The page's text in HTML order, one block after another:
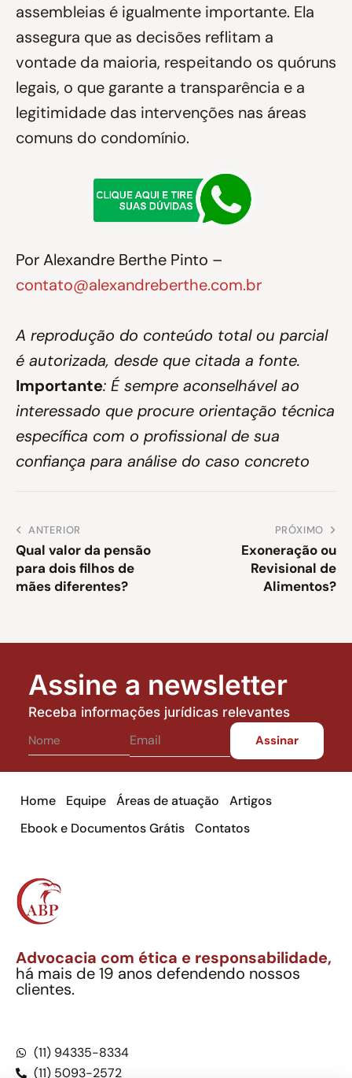
assembleias é igualmente importante. Ela
assegura que as decisões reflitam a
vontade da maioria, respeitando os quóruns
legais, o que garante a transparência e a
legitimidade das intervenções nas áreas
comuns do condomínio.
Por Alexandre Berthe Pinto –
contato@alexandreberthe.com.br
A reprodução do conteúdo total ou parcial
é autorizada, desde que citada a fonte.
Importante: É sempre aconselhável ao
interessado que procure orientação técnica
específica com o profissional de sua
confiança para análise do caso concreto
ANTERIOR
Qual valor da pensão
para dois filhos de
mães diferentes?
PRÓXIMO
Exoneração ou
Revisional de
Alimentos?
Assine a newsletter
Receba informações jurídicas relevantes
Home Equipe Áreas de atuação
Artigos
Ebook e Documentos Grátis
Contatos
Advocacia com ética e responsabilidade,
há mais de 19 anos defendendo nossos
clientes.
(11) 94335-8334
(11) 5093-2572